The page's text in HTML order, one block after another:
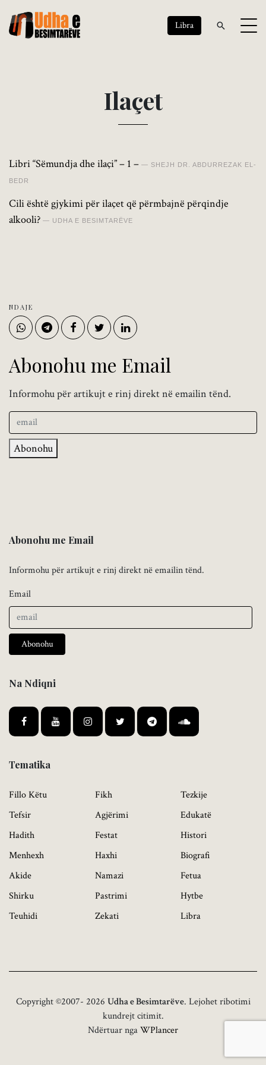
Libra
Ilaçet
Libri “Sëmundja dhe ilaçi” – 1 – SHEJH DR. ABDURREZAK EL-
BEDR
Cili është gjykimi për ilaçet që përmbajnë përqindje
alkooli?
UDHA E BESIMTARËVE
NDAJE
Abonohu me Email
Informohu për artikujt e rinj direkt në emailin tënd.
Abonohu
Abonohu me Email
Informohu për artikujt e rinj direkt në emailin tënd.
Email
Abonohu
Na Ndiqni
Tematika
Fillo Këtu
Tefsir
Hadith
Menhexh
Akide
Shirku
Teuhidi
Fikh
Agjërimi
Festat
Haxhi
Namazi
Pastrimi
Zekati
Tezkije
Edukatë
Histori
Biografi
Fetua
Hytbe
Libra
Copyright ©2007- 2026 Udha e Besimtarëve. Lejohet ribotimi
kundrejt citimit.
Ndërtuar ngaWPlancer